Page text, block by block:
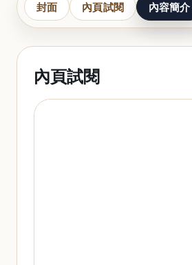
封面 內頁試閱 內容簡介
內頁試閱